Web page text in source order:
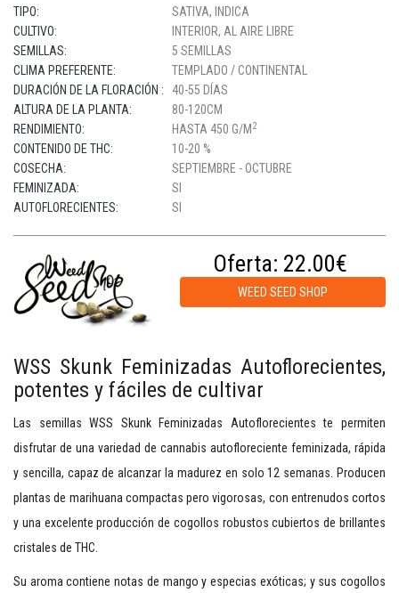
TIPO:
SATIVA, INDICA
CULTIVO:
INTERIOR, AL AIRE LIBRE
SEMILLAS:
5 SEMILLAS
CLIMA PREFERENTE:
TEMPLADO / CONTINENTAL
DURACIÓN DE LA FLORACIÓN :
40-55 DÍAS
ALTURA DE LA PLANTA:
80-120CM
RENDIMIENTO:
HASTA 450 G/M 2
CONTENIDO DE THC:
10-20 %
COSECHA:
SEPTIEMBRE - OCTUBRE
FEMINIZADA:
SI
AUTOFLORECIENTES:
SI
Oferta: 22.00€
WEED SEED SHOP
WSS Skunk Feminizadas Autoflorecientes,
potentes y fáciles de cultivar
Las semillas WSS Skunk Feminizadas Autoflorecientes te permiten
disfrutar de una variedad de cannabis autofloreciente feminizada, rápida
y sencilla, capaz de alcanzar la madurez en solo 12 semanas. Producen
plantas de marihuana compactas pero vigorosas, con entrenudos cortos
y una excelente producción de cogollos robustos cubiertos de brillantes
cristales de THC.
Su aroma contiene notas de mango y especias exóticas; y sus cogollos